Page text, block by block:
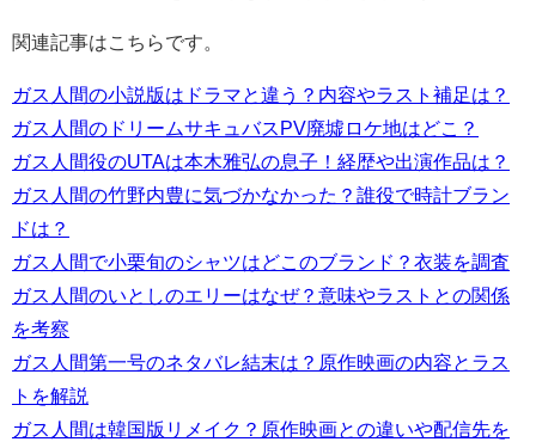
関連記事はこちらです。
ガス人間の小説版はドラマと違う？内容やラスト補足は？
ガス人間のドリームサキュバスPV廃墟ロケ地はどこ？
ガス人間役のUTAは本木雅弘の息子！経歴や出演作品は？
ガス人間の竹野内豊に気づかなかった？誰役で時計ブラン
ドは？
ガス人間で小栗旬のシャツはどこのブランド？衣装を調査
ガス人間のいとしのエリーはなぜ？意味やラストとの関係
を考察
ガス人間第一号のネタバレ結末は？原作映画の内容とラス
トを解説
ガス人間は韓国版リメイク？原作映画との違いや配信先を